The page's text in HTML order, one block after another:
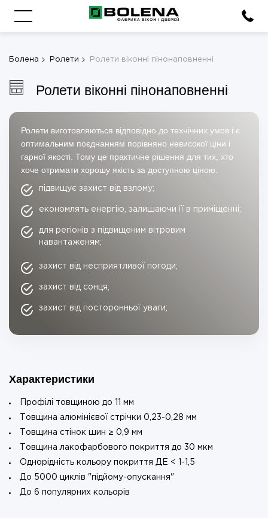
Болена Ролети Ролети віконні пінонаповненні
Ролети віконні пінонаповненні
Ролети виготовляються відповідно до технічних умов і є
оптимальним поєднанням порівняно невисокої ціни і
гарної якості. Тому це практичне рішення для тих, хто
хоче отримати хорошу якість за доступною ціною.
підвищує захист від взлому;
економлять енергію, залишаючи її в приміщенні;
для регіонів з підвищеним вітровим
навантаженям;
захист від несприятливої погоди;
захист від сонця;
захист від посторонньої уваги;
Характеристики
Профілі товщиною до 11 мм
Товщина алюмінієвої стрічки 0,23-0,28 мм
Товщина стінок шин ≥ 0,9 мм
Товщина лакофарбового покриття до 30 мкм
Однорідність кольору покриття ДЕ < 1-1,5
До 5000 циклів "підйому-опускання"
До 6 популярних кольорів